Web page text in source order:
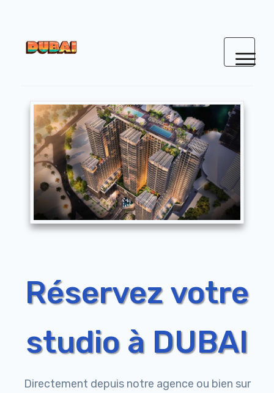
ACCUEIL
BONS PLANS
QUI SOMMES NOUS
Réservez votre
studio à DUBAI
Directement depuis notre agence ou bien sur